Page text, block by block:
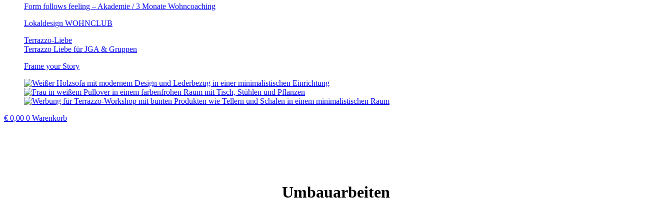
Form follows feeling – Akademie / 3 Monate Wohncoaching
Lokaldesign WOHNCLUB
Terrazzo-Liebe
Terrazzo Liebe für JGA & Gruppen
Frame your Story
€ 0,00 0 Warenkorb
Umbauarbeiten